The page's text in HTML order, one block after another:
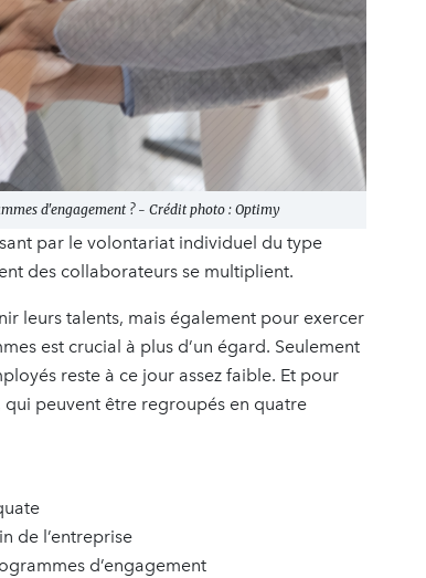
d'engagement ? - Crédit photo : Optimy
par le volontariat individuel du type
des collaborateurs se multiplient.
leurs talents, mais également pour exercer
est crucial à plus d’un égard. Seulement
reste à ce jour assez faible. Et pour
qui peuvent être regroupés en quatre
de l’entreprise
d’engagement